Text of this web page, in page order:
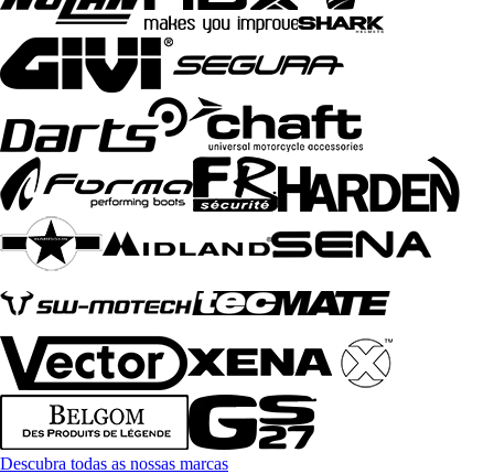
Descubra todas as nossas marcas